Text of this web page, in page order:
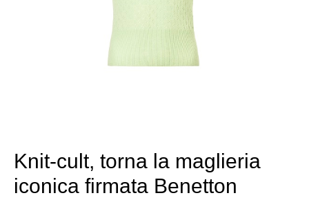
Knit-cult, torna la maglieria
iconica firmata Benetton